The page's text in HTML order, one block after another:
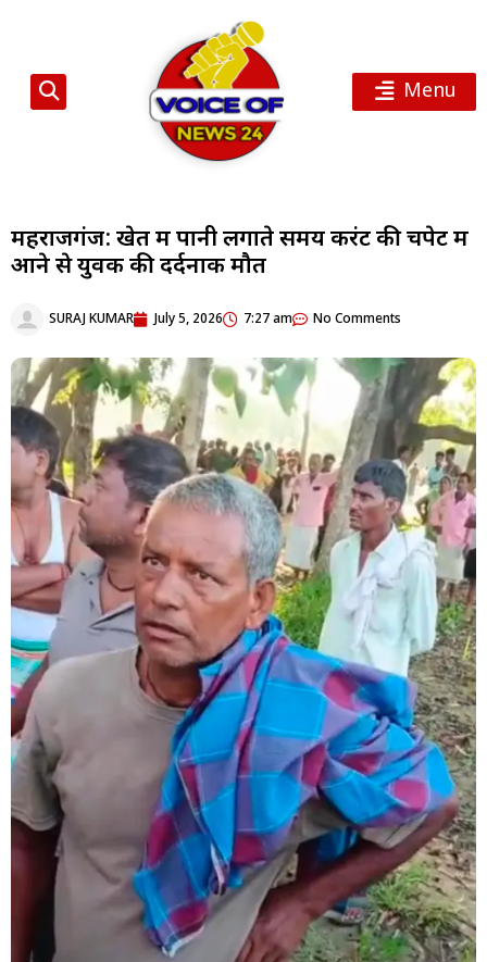
Menu
महराजगंज: खेत में पानी लगाते समय करंट की चपेट में
आने से युवक की दर्दनाक मौत
SURAJ KUMAR July 5, 2026 7:27 am No Comments